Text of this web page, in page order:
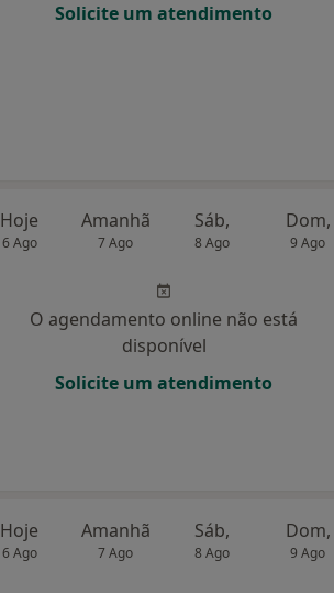
Solicite um atendimento
Hoje
6 Ago
Amanhã
7 Ago
Sáb,
8 Ago
Dom,
9 Ago
O agendamento online não está
disponível
Solicite um atendimento
Hoje
6 Ago
Amanhã
7 Ago
Sáb,
8 Ago
Dom,
9 Ago